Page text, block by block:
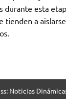
durante esta
tienden a
Noticias